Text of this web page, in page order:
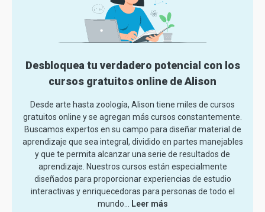
Desbloquea tu verdadero potencial con los
cursos gratuitos online de Alison
Desde arte hasta zoología, Alison tiene miles de cursos
gratuitos online y se agregan más cursos constantemente.
Buscamos expertos en su campo para diseñar material de
aprendizaje que sea integral, dividido en partes manejables
y que te permita alcanzar una serie de resultados de
aprendizaje. Nuestros cursos están especialmente
diseñados para proporcionar experiencias de estudio
interactivas y enriquecedoras para personas de todo el
mundo.
Leer más